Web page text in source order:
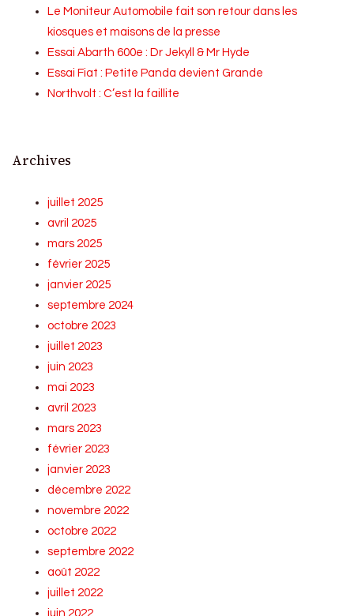
Le Moniteur Automobile fait son retour dans les
kiosques et maisons de la presse
Essai Abarth 600e : Dr Jekyll & Mr Hyde
Essai Fiat : Petite Panda devient Grande
Northvolt : C’est la faillite
Archives
juillet 2025
avril 2025
mars 2025
février 2025
janvier 2025
septembre 2024
octobre 2023
juillet 2023
juin 2023
mai 2023
avril 2023
mars 2023
février 2023
janvier 2023
décembre 2022
novembre 2022
octobre 2022
septembre 2022
août 2022
juillet 2022
juin 2022